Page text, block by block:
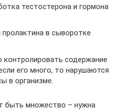
тестостерона и гормона
в сыворотке
контролировать содержание
его много, то нарушаются
в организме.
быть множество – нужна